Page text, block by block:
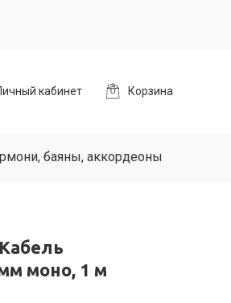
кабинет Корзина
баяны, аккордеоны
моно, 1 м